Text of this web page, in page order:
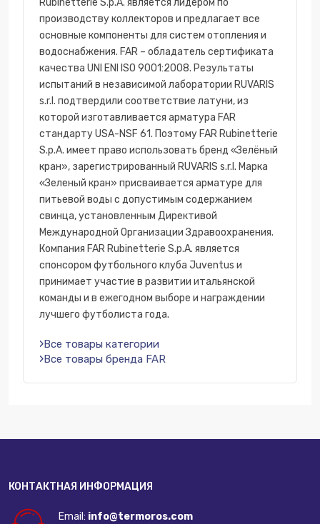
Rubinetterie S.p.A. является лидером по
производству коллекторов и предлагает все
основные компоненты для систем отопления и
водоснабжения. FAR – обладатель сертификата
качества UNI ENI ISO 9001:2008. Результаты
испытаний в независимой лаборатории RUVARIS
s.r.l. подтвердили соответствие латуни, из
которой изготавливается арматура FAR
стандарту USA-NSF 61. Поэтому FAR Rubinetterie
S.p.A. имеет право использовать бренд «Зелёный
кран», зарегистрированный RUVARIS s.r.l. Марка
«Зеленый кран» присваивается арматуре для
питьевой воды с допустимым содержанием
свинца, установленным Директивой
Международной Организации Здравоохранения.
Компания FAR Rubinetterie S.p.A. является
спонсором футбольного клуба Juventus и
принимает участие в развитии итальянской
команды и в ежегодном выборе и награждении
лучшего футболиста года.
Все товары категории
Все товары бренда FAR
КОНТАКТНАЯ ИНФОРМАЦИЯ
Email: info@termoros.com